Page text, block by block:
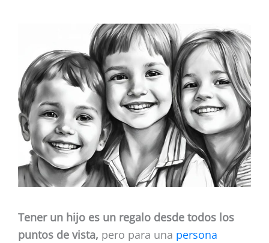
Tener un hijo es un regalo desde todos los
puntos de vista, pero para una persona